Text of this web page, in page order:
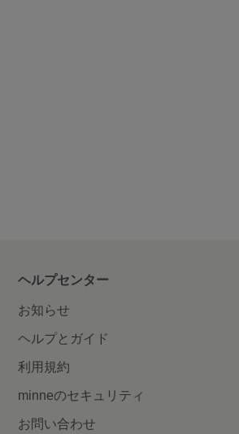
ヘルプセンター
お知らせ
ヘルプとガイド
利用規約
minneのセキュリティ
お問い合わせ